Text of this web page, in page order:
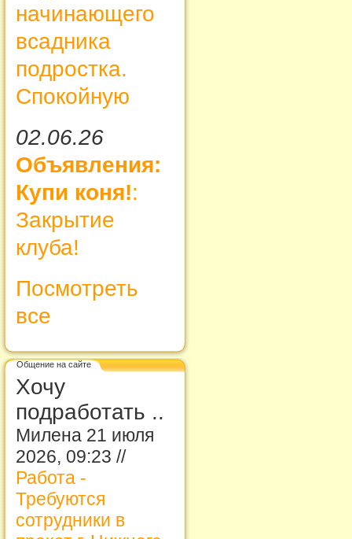
начинающего
всадника
подростка.
Спокойную
02.06.26
Объявления:
Купи коня!:
Закрытие
клуба!
Посмотреть
все
Общение на сайте
Хочу
подработать ..
Милена 21 июля
2026, 09:23 //
Работа -
Требуются
сотрудники в